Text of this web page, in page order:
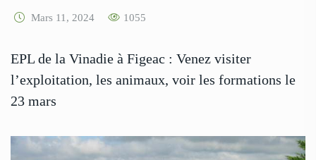
Mars 11, 2024 1055
EPL de la Vinadie à Figeac : Venez visiter
l’exploitation, les animaux, voir les formations le
23 mars